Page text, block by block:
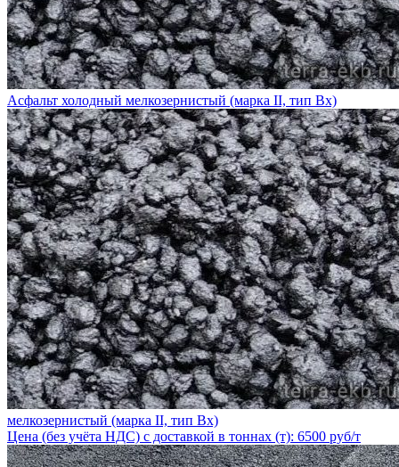
Асфальт холодный мелкозернистый (марка II, тип Вх)
мелкозернистый (марка II, тип Вх)
Цена (без учёта НДС) с доставкой в тоннах (т): 6500 руб/т